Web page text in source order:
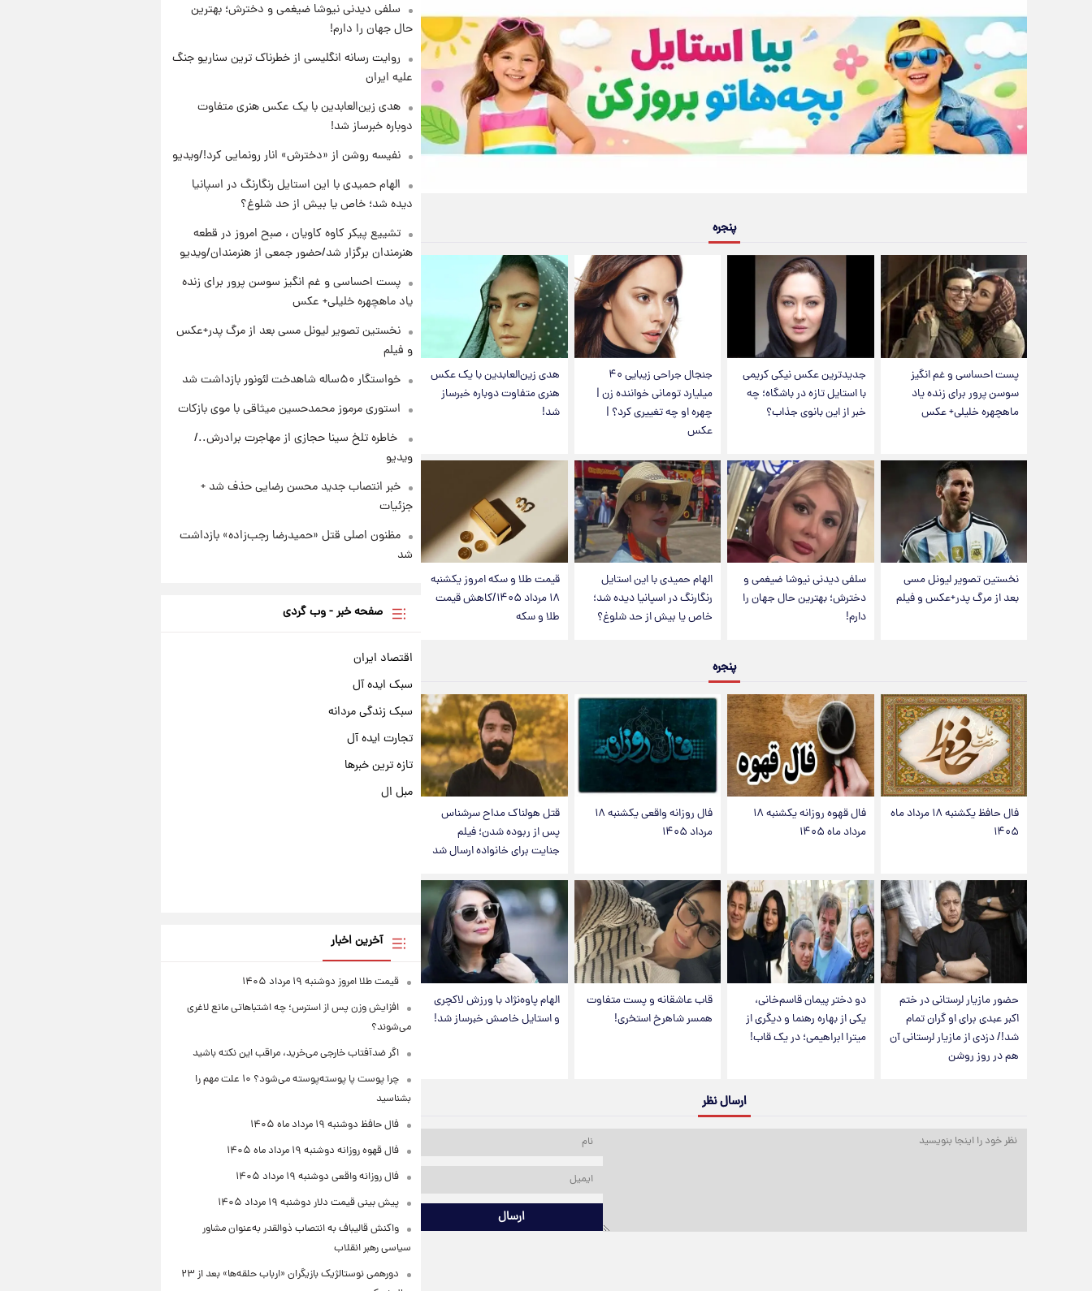
پنجره
پست احساسی و غم انگیز
سوسن پرور برای زنده یاد
ماهچهره خلیلی+ عکس
جدیدترین عکس نیکی کریمی
با استایل تازه در باشگاه؛ چه
خبر از این بانوی جذاب؟
جنجال جراحی زیبایی ۴۰
میلیارد تومانی خواننده زن |
چهره او چه تغییری کرد؟ |
عکس
هدی زین‌العابدین با یک عکس
هنری متفاوت دوباره خبرساز
شد!
نخستین تصویر لیونل مسی
بعد از مرگ پدر+عکس و فیلم
سلفی دیدنی نیوشا ضیغمی و
دخترش؛ بهترین حال جهان را
دارم!
الهام حمیدی با این استایل
رنگارنگ در اسپانیا دیده شد؛
خاص یا بیش از حد شلوغ؟
قیمت طلا و سکه امروز یکشنبه
۱۸ مرداد ۱۴۰۵/کاهش قیمت
طلا و سکه
پنجره
فال حافظ یکشنبه ۱۸ مرداد ماه
۱۴۰۵
فال قهوه روزانه یکشنبه ۱۸
مرداد ماه ۱۴۰۵
فال روزانه واقعی یکشنبه ۱۸
مرداد ۱۴۰۵
قتل هولناک مداح سرشناس
پس از ربوده شدن؛ فیلم
جنایت برای خانواده ارسال شد
حضور مازیار لرستانی در ختم
اکبر عبدی برای او گران تمام
شد!/ دزدی از مازیار لرستانی آن
هم در روز روشن
دو دختر پیمان قاسم‌خانی،
یکی از بهاره رهنما و دیگری از
میترا ابراهیمی؛ در یک قاب!
قاب عاشقانه و پست متفاوت
همسر شاهرخ استخری!
الهام پاوه‌نژاد با ورزش لاکچری
و استایل خاصش خبرساز شد!
ارسال نظر
ارسال
میثاقی با موی بازکات
سلفی دیدنی نیوشا ضیغمی و دخترش؛ بهترین
حال جهان را دارم!
روایت رسانه انگلیسی از خطرناک ترین سناریو جنگ
علیه ایران
هدی زین‌العابدین با یک عکس هنری متفاوت
دوباره خبرساز شد!
نفیسه روشن از «دخترش» انار رونمایی کرد!/ویدیو
الهام حمیدی با این استایل رنگارنگ در اسپانیا
دیده شد؛ خاص یا بیش از حد شلوغ؟
تشییع پیکر کاوه کاویان ، صبح امروز در قطعه
هنرمندان برگزار شد/حضور جمعی از هنرمندان/ویدیو
پست احساسی و غم انگیز سوسن پرور برای زنده
یاد ماهچهره خلیلی+ عکس
نخستین تصویر لیونل مسی بعد از مرگ پدر+عکس
و فیلم
خواستگار ۵۰ساله شاهدخت لئونور بازداشت شد
استوری مرموز محمدحسین میثاقی با موی بازکات
⁨ خاطره تلخ سینا حجازی از مهاجرت برادرش../
ویدیو
خبر انتصاب جدید محسن رضایی حذف شد +
جزئیات
مظنون اصلی قتل «حمیدرضا رجب‌زاده» بازداشت
شد
صفحه خبر - وب گردی
اقتصاد ایران
سبک ایده آل
سبک زندگی مردانه
تجارت ایده آل
تازه ترین خبرها
مبل ال
آخرین اخبار
قیمت طلا امروز دوشنبه ۱۹ مرداد ۱۴۰۵
افزایش وزن پس از استرس؛ چه اشتباهاتی مانع لاغری
می‌شوند؟
اگر ضدآفتاب خارجی می‌خرید، مراقب این نکته باشید
چرا پوست پا پوسته‌پوسته می‌شود؟ ۱۰ علت مهم را
بشناسید
فال حافظ دوشنبه ۱۹ مرداد ماه ۱۴۰۵
فال قهوه روزانه دوشنبه ۱۹ مرداد ماه ۱۴۰۵
فال روزانه واقعی دوشنبه ۱۹ مرداد ۱۴۰۵
پیش‌ بینی قیمت دلار دوشنبه ۱۹ مرداد ۱۴۰۵
واکنش قالیباف به انتصاب ذوالقدر به‌عنوان مشاور
سیاسی رهبر انقلاب
دورهمی نوستالژیک بازیگران «ارباب حلقه‌ها» بعد از ۲۳